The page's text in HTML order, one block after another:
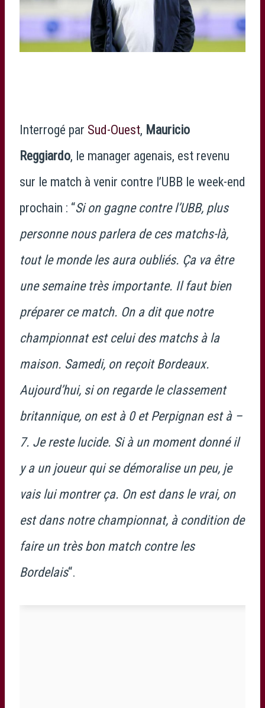
Interrogé par Sud-Ouest, Mauricio
Reggiardo, le manager agenais, est revenu
sur le match à venir contre l’UBB le week-end
prochain : “Si on gagne contre l’UBB, plus
personne nous parlera de ces matchs-là,
tout le monde les aura oubliés. Ça va être
une semaine très importante. Il faut bien
préparer ce match. On a dit que notre
championnat est celui des matchs à la
maison. Samedi, on reçoit Bordeaux.
Aujourd’hui, si on regarde le classement
britannique, on est à 0 et Perpignan est à –
7. Je reste lucide. Si à un moment donné il
y a un joueur qui se démoralise un peu, je
vais lui montrer ça. On est dans le vrai, on
est dans notre championnat, à condition de
faire un très bon match contre les
Bordelais“.